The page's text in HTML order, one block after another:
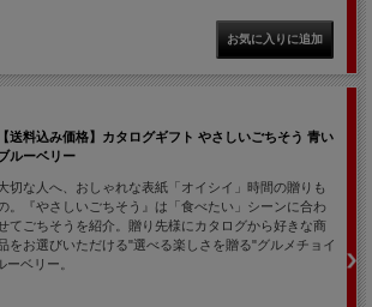
【送料込み価格】カタログギフト やさしいごちそう 青い
ルーベリー
切な人へ、おしゃれな表紙「オイシイ」時間の贈りも
。『やさしいごちそう』は「食べたい」シーンに合わ
てごちそうを紹介。贈り先様にカタログから好きな商
をお選びいただける"選べる楽しさを贈る"グルメチョイ
ベリー。